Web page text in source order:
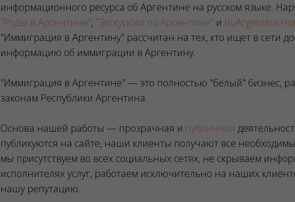
информационного ресурса об Аргентине на русском языке.
"Роды в Аргентине", "Экскурсии по Аргентине" и
"Иммиграция в Аргентину" рассчитан на тех, кто ищет в сети
информацию об иммиграции в Аргентину.
"Иммиграция в Аргентине" — это полностью "белый" бизнес,
законам Республики Аргентина.
Основа нашей работы — прозрачная и публичная
публикуются на сайте, наши клиенты получают все
мы присутствуем во всех социальных сетях, не скрываем
исполнителях услуг, работаем исключительно на наших
нашу репутацию.